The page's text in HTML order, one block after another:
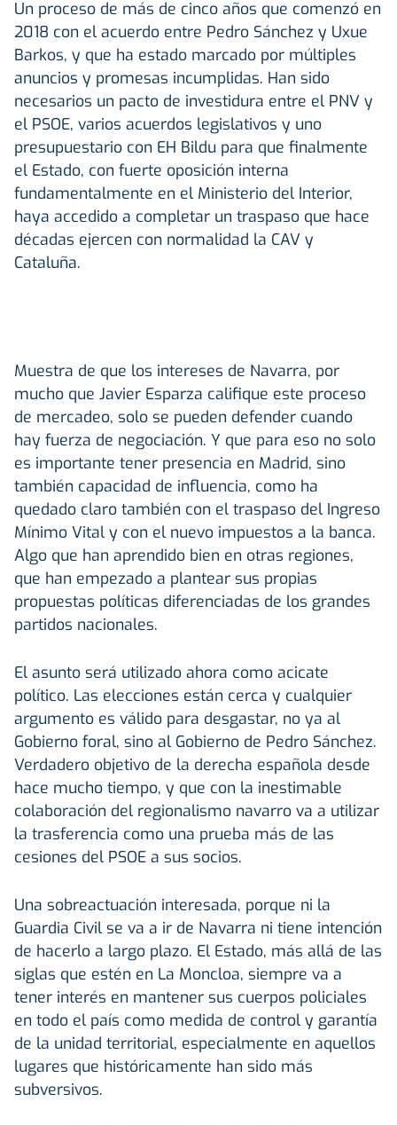
Un proceso de más de cinco años que comenzó en
2018 con el acuerdo entre Pedro Sánchez y Uxue
Barkos, y que ha estado marcado por múltiples
anuncios y promesas incumplidas. Han sido
necesarios un pacto de investidura entre el PNV y
el PSOE, varios acuerdos legislativos y uno
presupuestario con EH Bildu para que finalmente
el Estado, con fuerte oposición interna
fundamentalmente en el Ministerio del Interior,
haya accedido a completar un traspaso que hace
décadas ejercen con normalidad la CAV y
Cataluña.
Muestra de que los intereses de Navarra, por
mucho que Javier Esparza califique este proceso
de mercadeo, solo se pueden defender cuando
hay fuerza de negociación. Y que para eso no solo
es importante tener presencia en Madrid, sino
también capacidad de influencia, como ha
quedado claro también con el traspaso del Ingreso
Mínimo Vital y con el nuevo impuestos a la banca.
Algo que han aprendido bien en otras regiones,
que han empezado a plantear sus propias
propuestas políticas diferenciadas de los grandes
partidos nacionales.
El asunto será utilizado ahora como acicate
político. Las elecciones están cerca y cualquier
argumento es válido para desgastar, no ya al
Gobierno foral, sino al Gobierno de Pedro Sánchez.
Verdadero objetivo de la derecha española desde
hace mucho tiempo, y que con la inestimable
colaboración del regionalismo navarro va a utilizar
la trasferencia como una prueba más de las
cesiones del PSOE a sus socios.
Una sobreactuación interesada, porque ni la
Guardia Civil se va a ir de Navarra ni tiene intención
de hacerlo a largo plazo. El Estado, más allá de las
siglas que estén en La Moncloa, siempre va a
tener interés en mantener sus cuerpos policiales
en todo el país como medida de control y garantía
de la unidad territorial, especialmente en aquellos
lugares que históricamente han sido más
subversivos.